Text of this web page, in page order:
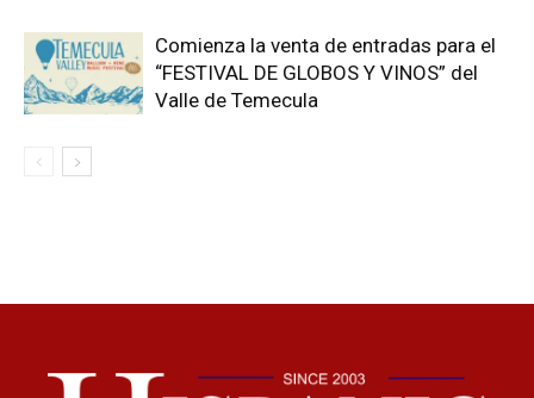
Comienza la venta de entradas para el
“FESTIVAL DE GLOBOS Y VINOS” del
Valle de Temecula